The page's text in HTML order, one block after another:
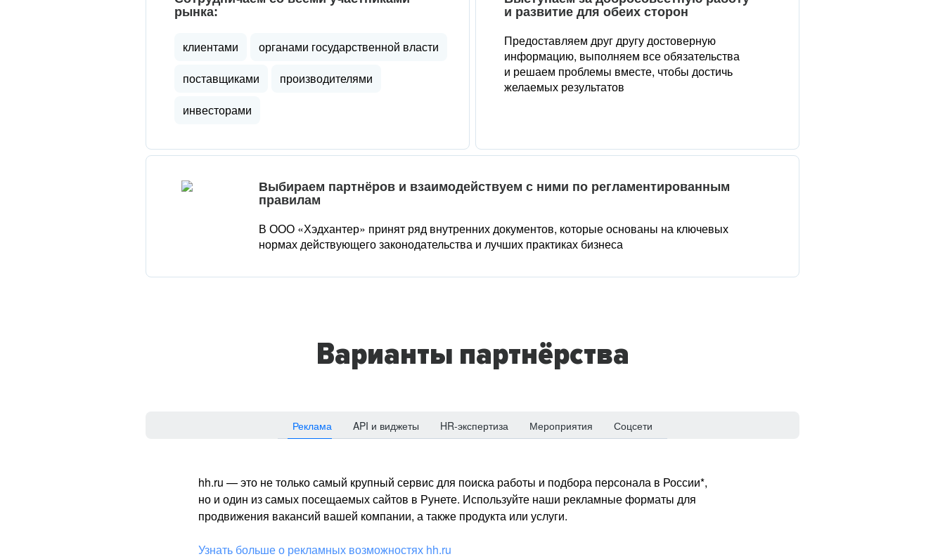
рынка:
клиентами
органами государственной власти
поставщиками
производителями
инвесторами
и развитие для обеих сторон
Предоставляем друг другу достоверную
информацию, выполняем все обязательства
и решаем проблемы вместе, чтобы достичь
желаемых результатов
Выбираем партнёров и взаимодействуем с ними по регламентированным
правилам
В ООО «Хэдхантер» принят ряд внутренних документов, которые основаны на ключевых
нормах действующего законодательства и лучших практиках бизнеса
Варианты партнёрства
Реклама API и виджеты HR-экспертиза Мероприятия Соцсети
hh.ru — это не только самый крупный сервис для поиска работы и подбора персонала в России*,
но и один из самых посещаемых сайтов в Рунете. Используйте наши рекламные форматы для
продвижения вакансий вашей компании, а также продукта или услуги.
Узнать больше о рекламных возможностях hh.ru